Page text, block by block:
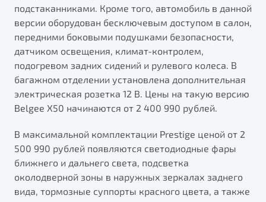
подстаканниками. Кроме того, автомобиль в данной
версии оборудован бесключевым доступом в салон,
передними боковыми подушками безопасности,
датчиком освещения, климат-контролем,
подогревом задних сидений и рулевого колеса. В
багажном отделении установлена дополнительная
электрическая розетка 12 В. Цены на такую версию
Belgee X50 начинаются от 2 400 990 рублей.
В максимальной комплектации Prestige ценой от 2
500 990 рублей появляются светодиодные фары
ближнего и дальнего света, подсветка
околодверной зоны в наружных зеркалах заднего
вида, тормозные суппорты красного цвета, а также